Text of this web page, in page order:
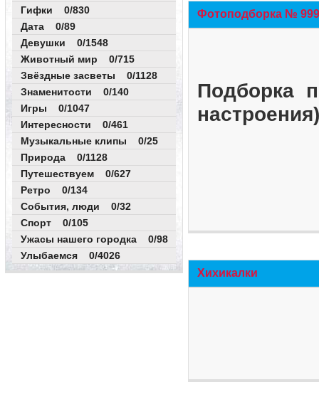
Гифки 0/830
Дата 0/89
Девушки 0/1548
Животный мир 0/715
Звёздные засветы 0/1128
Знаменитости 0/140
Игры 0/1047
Интересности 0/461
Музыкальные клипы 0/25
Природа 0/1128
Путешествуем 0/627
Ретро 0/134
События, люди 0/32
Спорт 0/105
Ужасы нашего городка 0/98
Улыбаемся 0/4026
Фотоподборка №
Подборка
Хихикалки